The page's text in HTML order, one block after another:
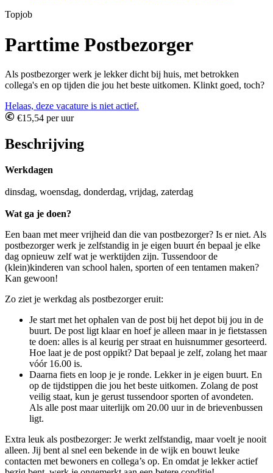
Topjob
Parttime Postbezorger
Als postbezorger werk je lekker dicht bij huis, met betrokken
collega's en op tijden die jou het beste uitkomen. Klinkt goed, toch?
Helaas, deze vacature is niet actief.
€15,54 per uur
Beschrijving
Werkdagen
dinsdag, woensdag, donderdag, vrijdag, zaterdag
Wat ga je doen?
Een baan met meer vrijheid dan die van postbezorger? Is er niet. Als
postbezorger werk je zelfstandig in je eigen buurt én bepaal je elke
dag opnieuw zelf wat je werktijden zijn. Tussendoor de
(klein)kinderen van school halen, sporten of een tentamen maken?
Kan gewoon!
Zo ziet je werkdag als postbezorger eruit:
Je start met het ophalen van de post bij het depot bij jou in de
buurt. De post ligt klaar en hoef je alleen maar in je fietstassen
te doen: alles is al keurig per straat en huisnummer gesorteerd.
Hoe laat je de post oppikt? Dat bepaal je zelf, zolang het maar
vóór 16.00 is.
Daarna fiets en loop je je ronde. Lekker in je eigen buurt. En
op de tijdstippen die jou het beste uitkomen. Zolang de post
veilig staat, kun je gerust tussendoor sporten of avondeten.
Als alle post maar uiterlijk om 20.00 uur in de brievenbussen
ligt.
Extra leuk als postbezorger: Je werkt zelfstandig, maar voelt je nooit
alleen. Jij bent al snel een bekende in de wijk en bouwt leuke
contacten met bewoners en collega’s op. En omdat je lekker actief